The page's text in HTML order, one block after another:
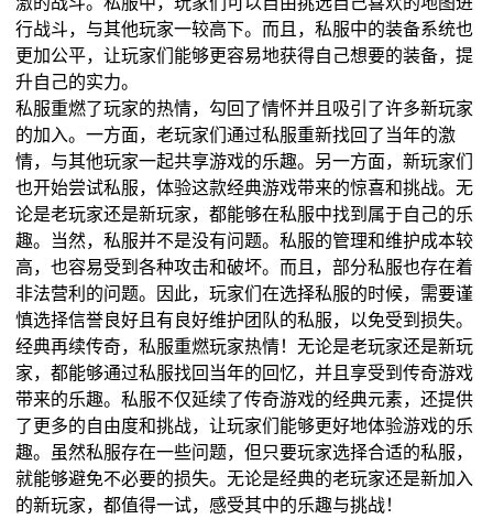
行战斗，与其他玩家一较高下。而且，私服中的装备系统也
更加公平，让玩家们能够更容易地获得自己想要的装备，提
升自己的实力。
私服重燃了玩家的热情，勾回了情怀并且吸引了许多新玩家
的加入。一方面，老玩家们通过私服重新找回了当年的激
情，与其他玩家一起共享游戏的乐趣。另一方面，新玩家们
也开始尝试私服，体验这款经典游戏带来的惊喜和挑战。无
论是老玩家还是新玩家，都能够在私服中找到属于自己的乐
趣。当然，私服并不是没有问题。私服的管理和维护成本较
高，也容易受到各种攻击和破坏。而且，部分私服也存在着
非法营利的问题。因此，玩家们在选择私服的时候，需要谨
慎选择信誉良好且有良好维护团队的私服，以免受到损失。
经典再续传奇，私服重燃玩家热情！无论是老玩家还是新玩
家，都能够通过私服找回当年的回忆，并且享受到传奇游戏
带来的乐趣。私服不仅延续了传奇游戏的经典元素，还提供
了更多的自由度和挑战，让玩家们能够更好地体验游戏的乐
趣。虽然私服存在一些问题，但只要玩家选择合适的私服，
就能够避免不必要的损失。无论是经典的老玩家还是新加入
的新玩家，都值得一试，感受其中的乐趣与挑战！